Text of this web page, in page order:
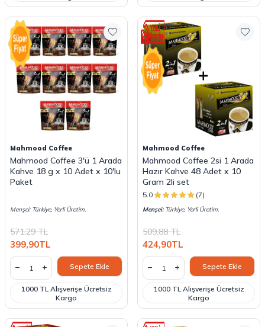
Mahmood Coffee
Mahmood Coffee 3'ü 1 Arada
Kahve 18 g x 10 Adet x 10'lu
Paket
Menşei: Türkiye, Yerli Üretim.
571,29TL
399,90TL
Sepete Ekle
1000 TL Alışverişe Ücretsiz
Kargo
Mahmood Coffee
Mahmood Coffee 2si 1 Arada
Hazır Kahve 48 Adet x 10
Gram 2li set
5.0 (7)
Menşei:Türkiye, Yerli Üretim.
509,88TL
424,90TL
Sepete Ekle
1000 TL Alışverişe Ücretsiz
Kargo